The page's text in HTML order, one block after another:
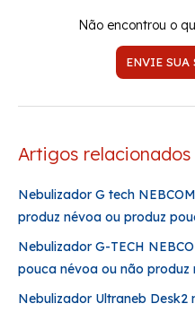
Não encontrou o
ENVIE
Artigos relacionados
Nebulizador G tech
produz névoa ou produz
Nebulizador G-TECH
pouca névoa ou não produz
Nebulizador Ultraneb Desk2